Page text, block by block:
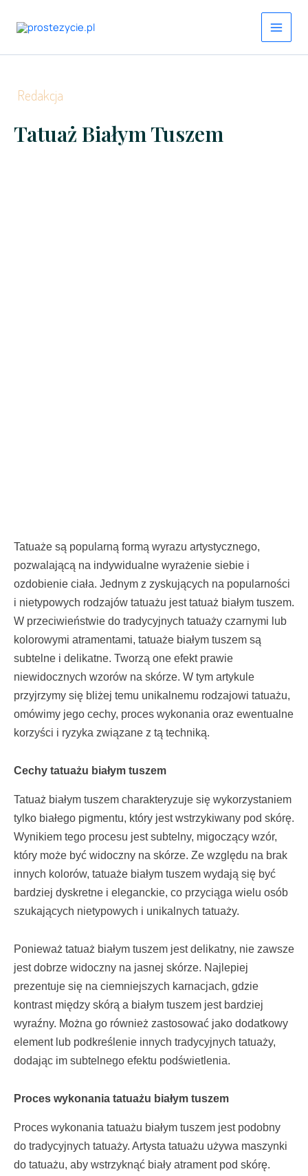
Redakcja
Tatuaż Białym Tuszem
Tatuaże są popularną formą wyrazu artystycznego,
pozwalającą na indywidualne wyrażenie siebie i
ozdobienie ciała. Jednym z zyskujących na popularności
i nietypowych rodzajów tatuażu jest tatuaż białym tuszem.
W przeciwieństwie do tradycyjnych tatuaży czarnymi lub
kolorowymi atramentami, tatuaże białym tuszem są
subtelne i delikatne. Tworzą one efekt prawie
niewidocznych wzorów na skórze. W tym artykule
przyjrzymy się bliżej temu unikalnemu rodzajowi tatuażu,
omówimy jego cechy, proces wykonania oraz ewentualne
korzyści i ryzyka związane z tą techniką.
Cechy tatuażu białym tuszem
Tatuaż białym tuszem charakteryzuje się wykorzystaniem
tylko białego pigmentu, który jest wstrzykiwany pod skórę.
Wynikiem tego procesu jest subtelny, migoczący wzór,
który może być widoczny na skórze. Ze względu na brak
innych kolorów, tatuaże białym tuszem wydają się być
bardziej dyskretne i eleganckie, co przyciąga wielu osób
szukających nietypowych i unikalnych tatuaży.
Ponieważ tatuaż białym tuszem jest delikatny, nie zawsze
jest dobrze widoczny na jasnej skórze. Najlepiej
prezentuje się na ciemniejszych karnacjach, gdzie
kontrast między skórą a białym tuszem jest bardziej
wyraźny. Można go również zastosować jako dodatkowy
element lub podkreślenie innych tradycyjnych tatuaży,
dodając im subtelnego efektu podświetlenia.
Proces wykonania tatuażu białym tuszem
Proces wykonania tatuażu białym tuszem jest podobny
do tradycyjnych tatuaży. Artysta tatuażu używa maszynki
do tatuażu, aby wstrzyknąć biały atrament pod skórę.